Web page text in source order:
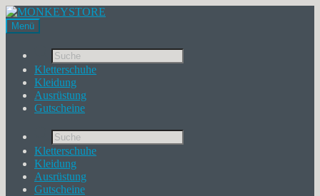
Menü
Products
search
Kletterschuhe
Kleidung
Ausrüstung
Gutscheine
Products
search
Kletterschuhe
Kleidung
Ausrüstung
Gutscheine